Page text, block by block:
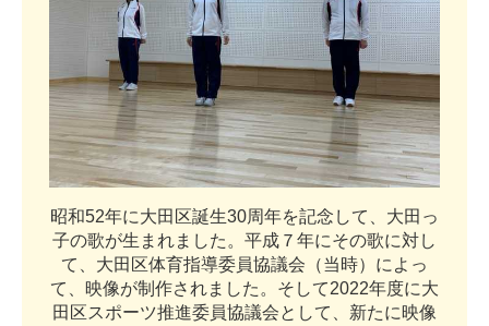
昭和52年に大田 区誕生30周年を記念 して 大田 っ
子の歌が生 ま れま した 。 平成 ７ 年にその歌に対し
て
大田 区体育指導委員協議会 （当時） に よ っ
て
映像が制 作さ れま した 。 そ して2022年度に大
田 区スポーツ推進委員協議会と して 新たに映像